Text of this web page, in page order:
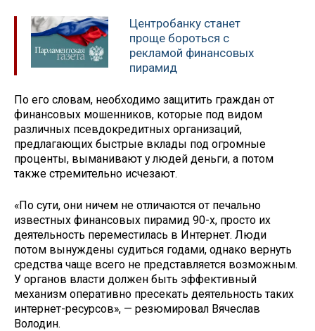
Центробанку станет
проще бороться с
рекламой финансовых
пирамид
По его словам, необходимо защитить граждан от
финансовых мошенников, которые под видом
различных псевдокредитных организаций,
предлагающих быстрые вклады под огромные
проценты, выманивают у людей деньги, а потом
также стремительно исчезают.
«По сути, они ничем не отличаются от печально
известных финансовых пирамид 90-х, просто их
деятельность переместилась в Интернет. Люди
потом вынуждены судиться годами, однако вернуть
средства чаще всего не представляется возможным.
У органов власти должен быть эффективный
механизм оперативно пресекать деятельность таких
интернет-ресурсов», — резюмировал Вячеслав
Володин.